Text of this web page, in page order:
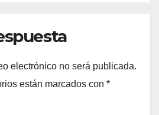
electrónico no será publicada.
están marcados con *